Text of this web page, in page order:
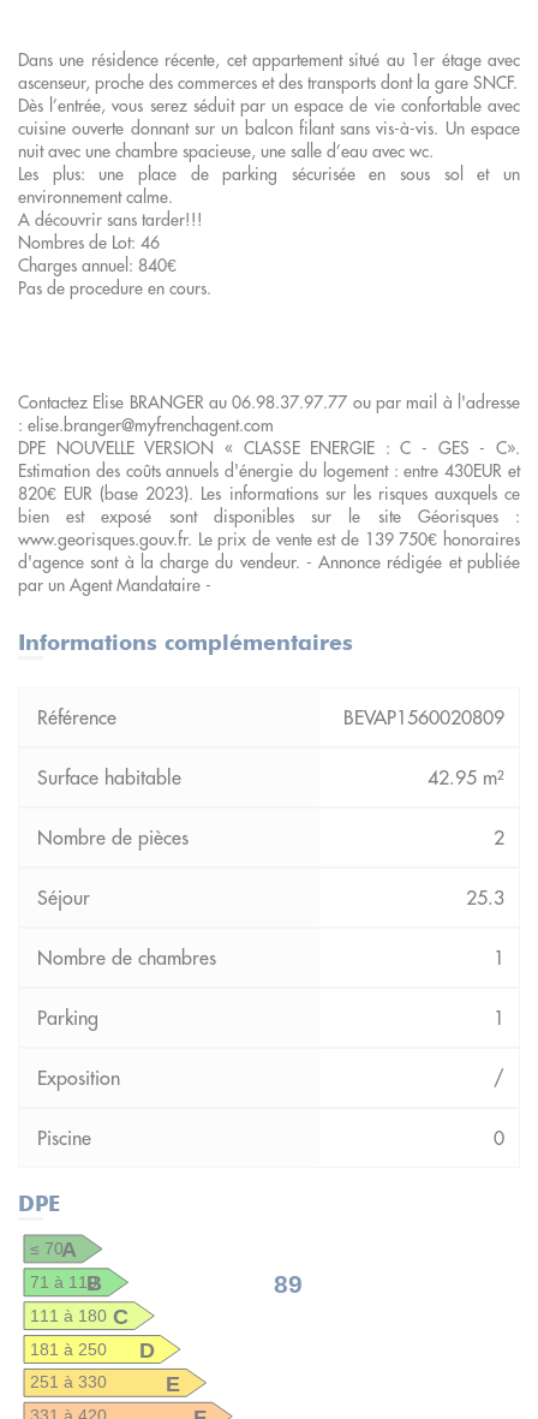
Dans une résidence récente, cet appartement situé au 1er étage avec
ascenseur, proche des commerces et des transports dont la gare SNCF.
Dès l’entrée, vous serez séduit par un espace de vie confortable avec
cuisine ouverte donnant sur un balcon filant sans vis-à-vis. Un espace
nuit avec une chambre spacieuse, une salle d’eau avec wc.
Les plus: une place de parking sécurisée en sous sol et un
environnement calme.
A découvrir sans tarder!!!
Nombres de Lot: 46
Charges annuel: 840€
Pas de procedure en cours.
Contactez Elise BRANGER au 06.98.37.97.77 ou par mail à l'adresse
: elise.branger@myfrenchagent.com
DPE NOUVELLE VERSION « CLASSE ENERGIE : C - GES - C».
Estimation des coûts annuels d'énergie du logement : entre 430EUR et
820€ EUR (base 2023). Les informations sur les risques auxquels ce
bien est exposé sont disponibles sur le site Géorisques :
www.georisques.gouv.fr. Le prix de vente est de 139 750€ honoraires
d'agence sont à la charge du vendeur. - Annonce rédigée et publiée
par un Agent Mandataire -
Informations complémentaires
BEVAP1560020809
42.95 m²
2
25.3
1
1
/
0
DPE
A
≤ 70
89
B
71 à 110
C
111 à 180
D
181 à 250
E
251 à 330